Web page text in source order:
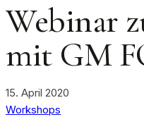
Webinar
mit GM
15. April 2020
Workshops